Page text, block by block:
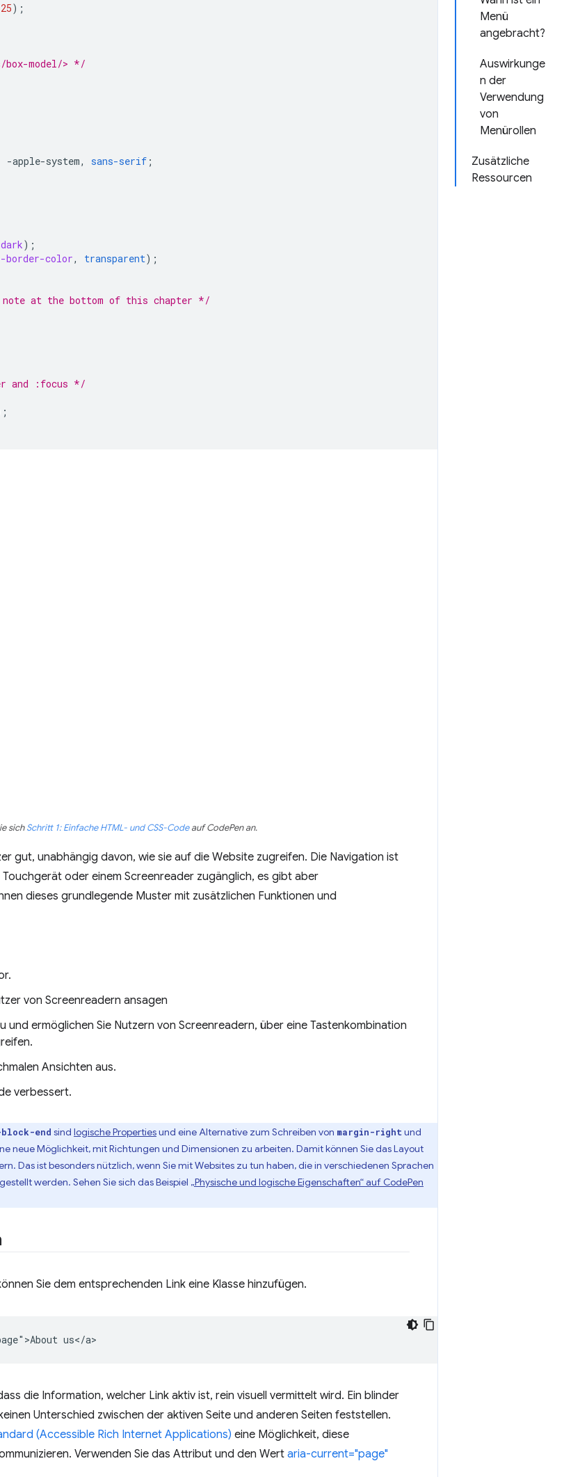
Menü
angebracht?
Auswirkunge
n der
Verwendung
von
Menürollen
Zusätzliche
Ressourcen
25);
model/> */
-apple-system, sans-serif ;
);
border-color, transparent);
note at the bottom of this chapter */
and :focus */
sichSchritt 1: Einfache HTML- und CSS-Codeauf CodePen an.
gut, unabhängig davon, wie sie auf die Website zugreifen. Die Navigation ist
oder einem Screenreader zugänglich, es gibt aber
dieses grundlegende Muster mit zusätzlichen Funktionen und
von Screenreadern ansagen
und ermöglichen Sie Nutzern von Screenreadern, über eine Tastenkombination
Ansichten aus.
verbessert.
end sind logische Propertiesund eine Alternative zum Schreiben von margin-right und
neue Möglichkeit, mit Richtungen und Dimensionen zu arbeiten. Damit können Sie das Layout
Das ist besonders nützlich, wenn Sie mit Websites zu tun haben, die in verschiedenen Sprachen
werden. Sehen Sie sich das Beispiel „Physische und logische Eigenschaften“ auf CodePen
Sie dem entsprechenden Link eine Klasse hinzufügen.
die Information, welcher Link aktiv ist, rein visuell vermittelt wird. Ein blinder
Unterschied zwischen der aktiven Seite und anderen Seiten feststellen.
(Accessible Rich Internet Applications) eine Möglichkeit, diese
Verwenden Sie das Attribut und den Wert aria-current="page"